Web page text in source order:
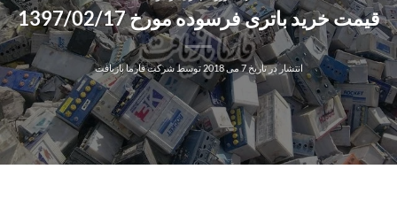
قیمت خرید باتری فرسوده مورخ 1397/02/17
انتشار در تاریخ7 می 2018 توسطشرکت فارما بازیافت